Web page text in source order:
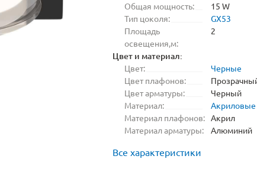
Общая мощность:
15 W
Тип цоколя:
GX53
Площадь
освещения,м:
2
Цвет и материал:
Цвет:
Черные
Цвет плафонов:
Цвет арматуры:
Черный
Материал:
Акриловые
Материал плафонов: Акрил
Материал арматуры:
Алюминий
Все характеристики